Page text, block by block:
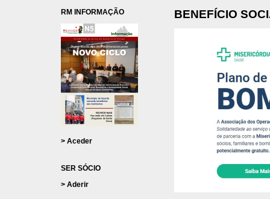
BENEFÍCIO
RM INFORMAÇÃO
> Aceder
SER SÓCIO
> Aderir